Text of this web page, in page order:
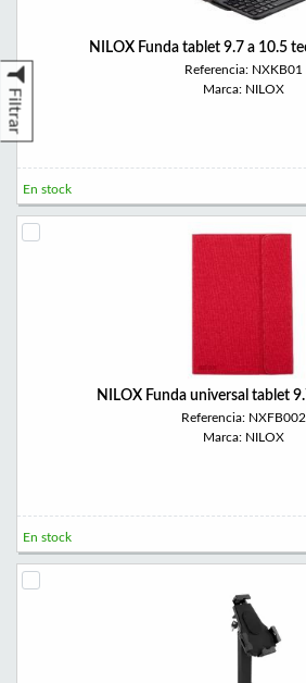
Filtrar
NILOX Funda tablet 9.7 a 10.5
Referencia: NXKB01
Marca: NILOX
En stock
NILOX Funda universal tablet
Referencia: NXFB002
Marca: NILOX
En stock